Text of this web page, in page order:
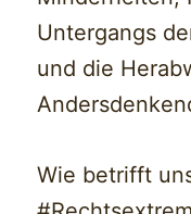
Untergangs
und die
Wie betrifft